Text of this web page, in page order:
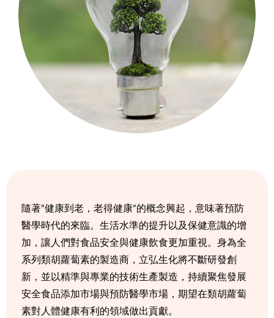
隨著”健康到老，老得健康”的概念興起，意味著預防
醫學時代的來臨。生活水準的提升以及保健意識的增
加，讓人們對食品安全與健康飲食更加重視。身為全
系列類胡蘿蔔素的製造商，立弘生化將不斷研發創
新，並以精準與專業的技術生產製造，持續聚焦發展
安全食品添加市場與預防醫學市場，期望在類胡蘿蔔
素對人體健康有利的領域做出貢獻。